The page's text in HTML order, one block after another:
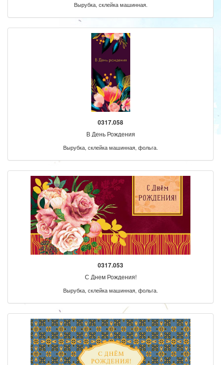
Вырубка, склейка машинная.
0317.058
В День Рождения
Вырубка, склейка машинная, фольга.
0317.053
С Днем Рождения!
Вырубка, склейка машинная, фольга.